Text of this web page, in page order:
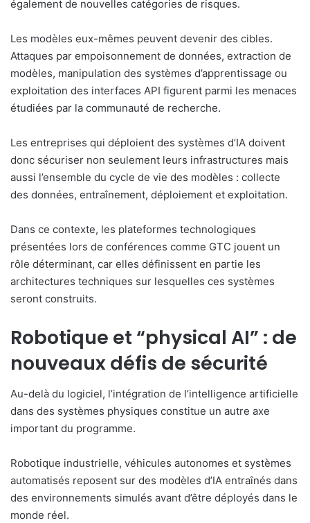
également de nouvelles catégories de risques.
Les modèles eux-mêmes peuvent devenir des cibles.
Attaques par empoisonnement de données, extraction de
modèles, manipulation des systèmes d’apprentissage ou
exploitation des interfaces API figurent parmi les menaces
étudiées par la communauté de recherche.
Les entreprises qui déploient des systèmes d’IA doivent
donc sécuriser non seulement leurs infrastructures mais
aussi l’ensemble du cycle de vie des modèles : collecte
des données, entraînement, déploiement et exploitation.
Dans ce contexte, les plateformes technologiques
présentées lors de conférences comme GTC jouent un
rôle déterminant, car elles définissent en partie les
architectures techniques sur lesquelles ces systèmes
seront construits.
Robotique et “physical AI” : de
nouveaux défis de sécurité
Au-delà du logiciel, l’intégration de l’intelligence artificielle
dans des systèmes physiques constitue un autre axe
important du programme.
Robotique industrielle, véhicules autonomes et systèmes
automatisés reposent sur des modèles d’IA entraînés dans
des environnements simulés avant d’être déployés dans le
monde réel.